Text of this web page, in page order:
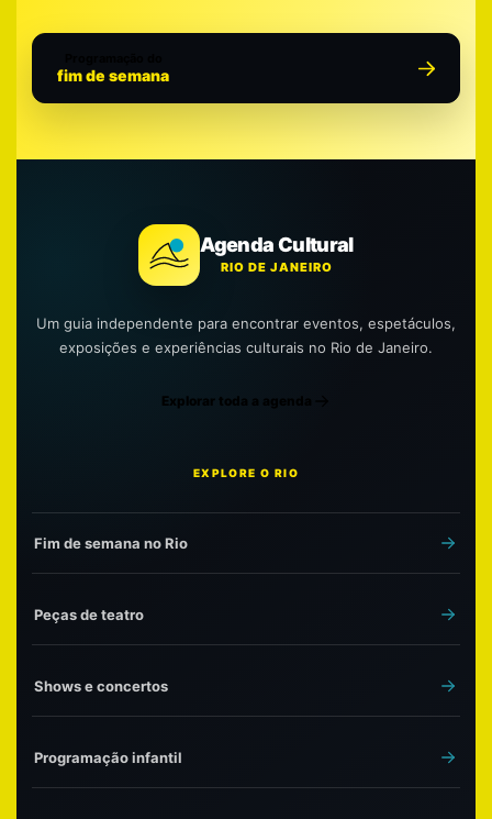
fim de semana
Agenda Cultural
RIO DE JANEIRO
Um guia independente para encontrar eventos, espetáculos,
exposições e experiências culturais no Rio de Janeiro.
Explorar toda a agenda
EXPLORE O RIO
Fim de semana no Rio
Peças de teatro
Shows e concertos
Programação infantil